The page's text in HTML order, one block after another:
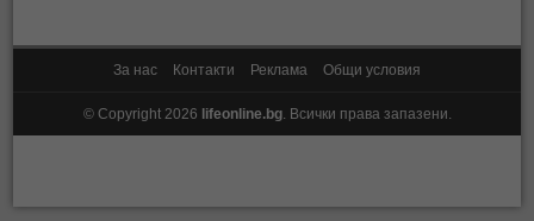
За нас Контакти Реклама Общи условия
© Copyright 2026 lifeonline.bg. Всички права запазени.